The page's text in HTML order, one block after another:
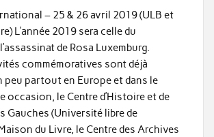
– 25 & 26 avril 2019 (ULB et
L’année 2019 sera celle du
de Rosa Luxemburg.
commémoratives sont déjà
peu partout en Europe et dans le
occasion, le Centre d’Histoire et de
Gauches (Université libre de
du Livre, le Centre des Archives